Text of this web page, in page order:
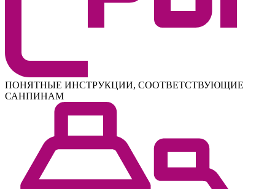
ПОНЯТНЫЕ ИНСТРУКЦИИ, СООТВЕТСТВУЮЩИЕ
САНПИНАМ